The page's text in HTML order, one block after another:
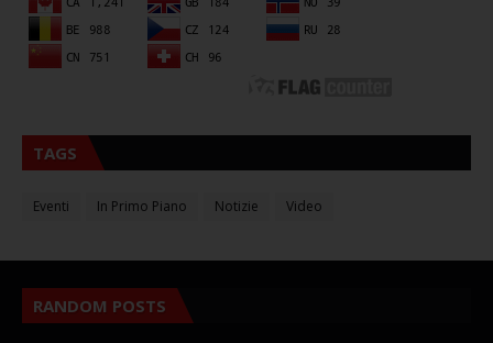
TAGS
Eventi In Primo Piano Notizie Video
RANDOM POSTS